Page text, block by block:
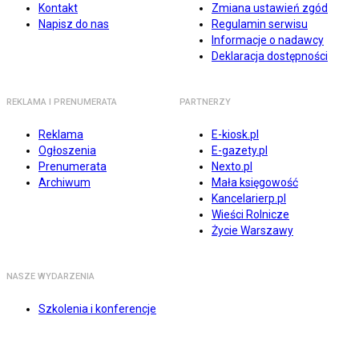
Kontakt
Napisz do nas
Zmiana ustawień zgód
Regulamin serwisu
Informacje o nadawcy
Deklaracja dostępności
REKLAMA I PRENUMERATA
Reklama
Ogłoszenia
Prenumerata
Archiwum
PARTNERZY
E-kiosk.pl
E-gazety.pl
Nexto.pl
Mała księgowość
Kancelarierp.pl
Wieści Rolnicze
Życie Warszawy
NASZE WYDARZENIA
Szkolenia i konferencje